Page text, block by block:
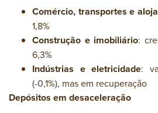
Comércio, transportes e
1,8%
Construção e imobiliário:
6,3%
Indústrias e eletricidade:
(-0,1%), mas em recuperação
Depósitos em desaceleração